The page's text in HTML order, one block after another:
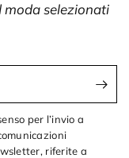
moda selezionati
per l’invio a
riferite a